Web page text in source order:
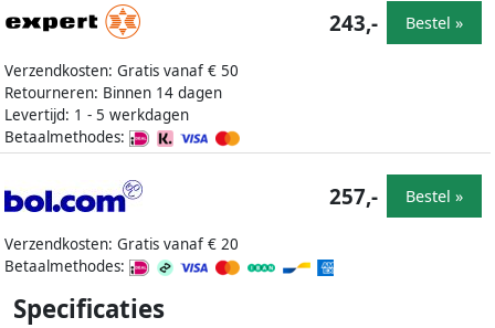
Verzendkosten: Gratis vanaf € 50
Retourneren: Binnen 14 dagen
Levertijd: 1 - 5 werkdagen
Betaalmethodes:
243,- Bestel »
Verzendkosten: Gratis vanaf € 20
Betaalmethodes:
257,- Bestel »
Specificaties